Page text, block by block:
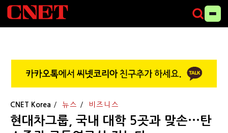
CNET Korea 뉴스 비즈니스
현대차그룹, 국내 대학 5곳과 맞손···탄